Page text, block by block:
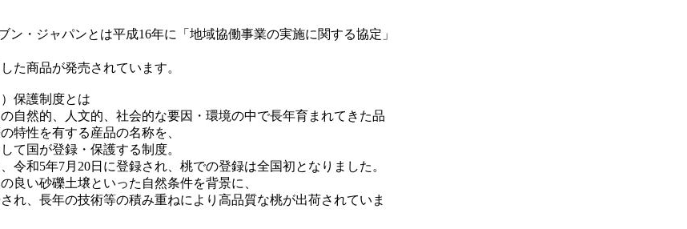
ン・ジャパンとは平成16年に「地域協働事業の実施に関する協定」
た商品が発売されています。
保護制度とは
自然的、人文的、社会的な要因・環境の中で長年育まれてきた品
特性を有する産品の名称を、
て国が登録・保護する制度。
令和5年7月20日に登録され、桃での登録は全国初となりました。
良い砂礫土壌といった自然条件を背景に、
れ、長年の技術等の積み重ねにより高品質な桃が出荷されていま